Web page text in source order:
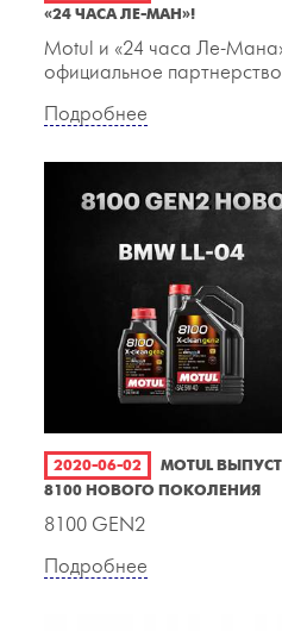
«24 ЧАСА ЛЕ-МАН»!
Motul и «24 часа Ле-
официальное
Подробнее
2020-06-02
MOTUL
8100 НОВОГО ПОКОЛЕНИЯ
8100 GEN2
Подробнее